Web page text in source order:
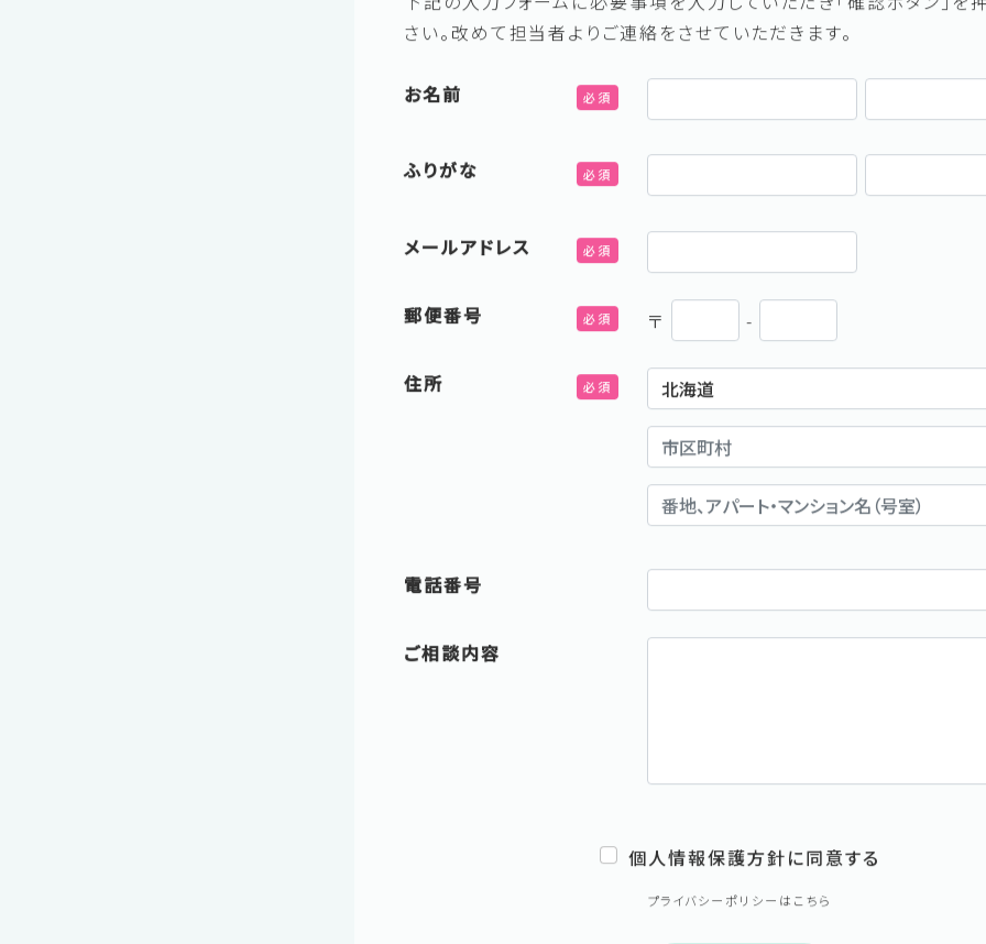
下記の入力フォームに必要事項を入力していただき「確認ボタン」を
さい。改めて担当者よりご連絡をさせていただきます。
お名前
ふりがな
メールアドレス
郵便番号 〒 -
住所
電話番号
ご相談内容
個人情報保護方針に同意する
プライバシーポリシーはこちら